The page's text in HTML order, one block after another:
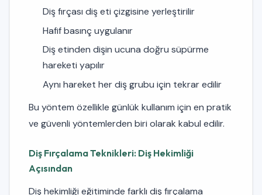
Diş fırçası diş eti çizgisine yerleştirilir
Hafif basınç uygulanır
Diş etinden dişin ucuna doğru süpürme
hareketi yapılır
Aynı hareket her diş grubu için tekrar edilir
Bu yöntem özellikle günlük kullanım için en pratik
ve güvenli yöntemlerden biri olarak kabul edilir.
Diş Fırçalama Teknikleri: Diş Hekimliği
Açısından
Diş hekimliği eğitiminde farklı diş fırçalama